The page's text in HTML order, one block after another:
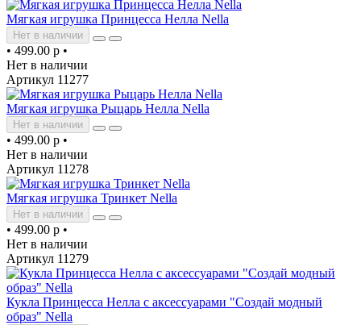
Мягкая игрушка Принцесса Нелла Nella
Нет в наличии
• 499.00 р •
Нет в наличии
Артикул 11277
Мягкая игрушка Рыцарь Нелла Nella
Нет в наличии
• 499.00 р •
Нет в наличии
Артикул 11278
Мягкая игрушка Тринкет Nella
Нет в наличии
• 499.00 р •
Нет в наличии
Артикул 11279
Кукла Принцесса Нелла с аксессуарами "Создай модный
образ" Nella